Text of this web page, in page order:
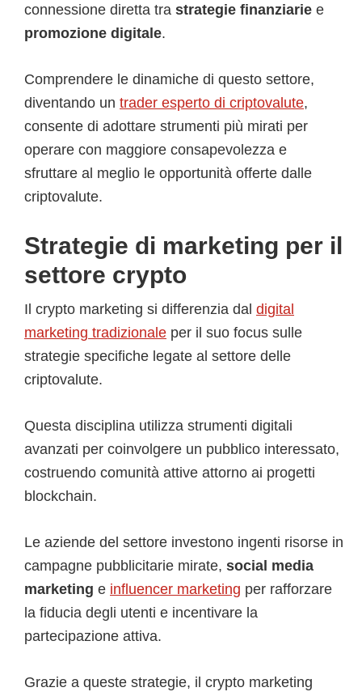
connessione diretta tra strategie finanziarie e
promozione digitale.
Comprendere le dinamiche di questo settore,
diventando un trader esperto di criptovalute,
consente di adottare strumenti più mirati per
operare con maggiore consapevolezza e
sfruttare al meglio le opportunità offerte dalle
criptovalute.
Strategie di marketing per il
settore crypto
Il crypto marketing si differenzia dal digital
marketing tradizionale per il suo focus sulle
strategie specifiche legate al settore delle
criptovalute.
Questa disciplina utilizza strumenti digitali
avanzati per coinvolgere un pubblico interessato,
costruendo comunità attive attorno ai progetti
blockchain.
Le aziende del settore investono ingenti risorse in
campagne pubblicitarie mirate, social media
marketing e influencer marketing per rafforzare
la fiducia degli utenti e incentivare la
partecipazione attiva.
Grazie a queste strategie, il crypto marketing